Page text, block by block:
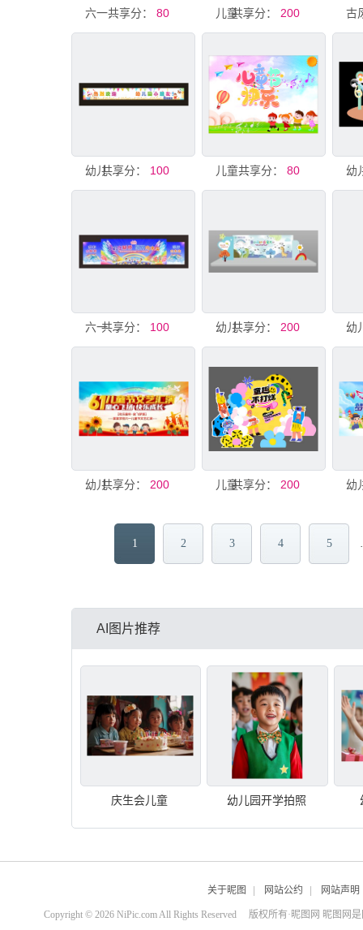
六一儿童节立牌 kt板 幼儿园
共享分： 80 儿童节幼儿园美陈六一
共享分： 200
幼儿园 小朋友 儿童节迎新欢迎
共享分： 100 儿童节展板 幼儿园展板 卡通展
共享分： 80
六一儿童节幼儿园多屏活动背景
共享分： 100 幼儿园儿童节活动背景舞台
共享分： 200
幼儿园儿童节
共享分： 200 儿童节 幼儿园活动
共享分： 200
1 2 3 4 5
AI图片推荐
庆生会儿童 幼儿园开学拍照
关于昵图 | 网站公约 | 网站声明
Copyright © 2026 NiPic.com All Rights Reserved 版权所有·昵图网 昵图网